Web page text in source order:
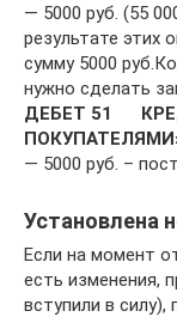
— 5000 руб. (55
результате этих
сумму 5000
нужно сделать
ДЕБЕТ 51
— 5000 руб. –
Установлена
Если на момент
есть изменения,
вступили в